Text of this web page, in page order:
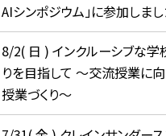
AIシンポジウム」に参加しま
8/2( 日 ) インクルーシブな学
りを目指して ～交流授業に
授業づくり～